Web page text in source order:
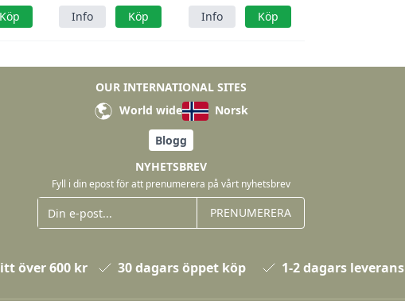
Köp Info Köp Info Köp
OUR INTERNATIONAL SITES
World wide
Norsk
Blogg
NYHETSBREV
Fyll i din epost för att prenumerera på vårt nyhetsbrev
PRENUMERERA
över 600 kr 30 dagars öppet köp 1-2 dagars leverans